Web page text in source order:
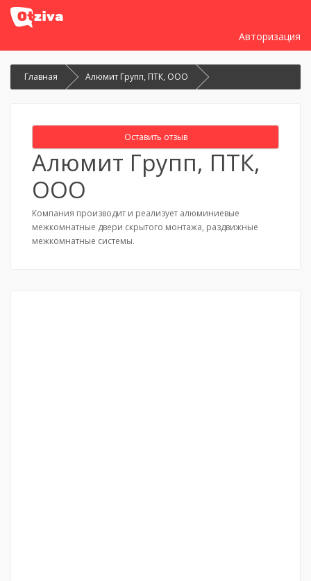
Авторизация
Главная Алюмит Групп, ПТК, ООО
Оставить отзыв
Алюмит Групп, ПТК,
ООО
Компания производит и реализует алюминиевые
межкомнатные двери скрытого монтажа, раздвижные
межкомнатные системы.